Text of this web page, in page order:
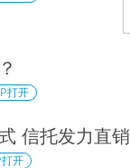
打开
信托发力直销
开